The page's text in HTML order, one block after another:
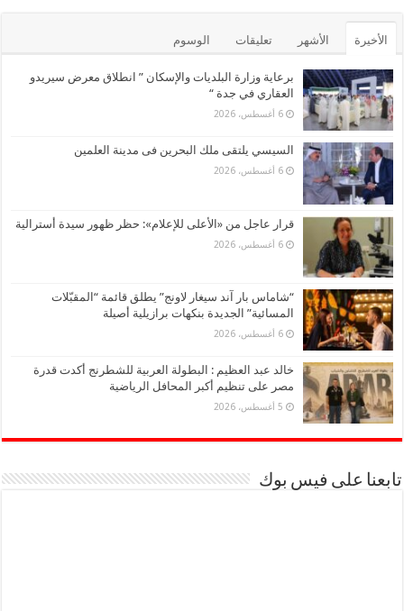
الأخيرة الأشهر تعليقات الوسوم
برعاية وزارة البلديات والإسكان ” انطلاق معرض سيريدو
العقاري في جدة “
6 أغسطس، 2026
السيسي يلتقى ملك البحرين فى مدينة العلمين
6 أغسطس، 2026
قرار عاجل من «الأعلى للإعلام»: حظر ظهور سيدة أسترالية
6 أغسطس، 2026
“شاماس بار آند سيغار لاونج” يطلق قائمة “المقبّلات
المسائية” الجديدة بنكهات برازيلية أصيلة
6 أغسطس، 2026
خالد عبد العظيم : البطولة العربية للشطرنج أكدت قدرة
مصر على تنظيم أكبر المحافل الرياضية
5 أغسطس، 2026
تابعنا على فيس بوك